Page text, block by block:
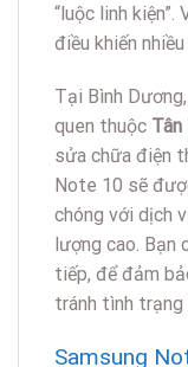
“luộc linh kiện”.
điều khiến
Tại Bình
quen thuộc
sửa chữa điện
Note 10 sẽ
chóng với dịch
lượng cao.
tiếp, để đảm
tránh tình trạng
Samsung